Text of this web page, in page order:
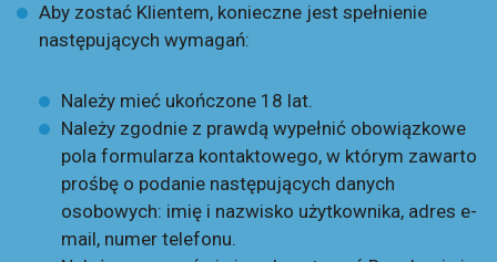
Aby zostać Klientem, konieczne jest spełnienie
następujących wymagań:
Należy mieć ukończone 18 lat.
Należy zgodnie z prawdą wypełnić obowiązkowe
pola formularza kontaktowego, w którym zawarto
prośbę o podanie następujących danych
osobowych: imię i nazwisko użytkownika, adres e-
mail, numer telefonu.